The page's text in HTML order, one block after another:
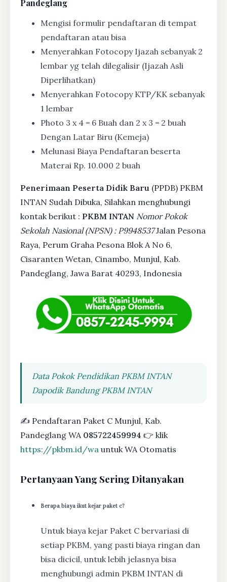
Pandeglang
Mengisi formulir pendaftaran di tempat
pendaftaran atau bisa
Menyerahkan Fotocopy Ijazah sebanyak 2
lembar yg telah dilegalisir (Ijazah Asli
Diperlihatkan)
Menyerahkan Fotocopy KTP/KK sebanyak
1 lembar
Photo 3 x 4 = 6 Buah dan 2 x 3 = 2 buah
Dengan Latar Biru (Kemeja)
Melunasi Biaya Pendaftaran beserta
Materai Rp. 10.000 2 buah
Penerimaan Peserta Didik Baru (PPDB) PKBM
INTAN Sudah Dibuka, Silahkan menghubungi
kontak berikut : PKBM INTAN Nomor Pokok
Sekolah Nasional (NPSN) : P9948537Jalan Pesona
Raya, Perum Graha Pesona Blok A No 6,
Cisaranten Wetan, Cinambo, Munjul, Kab.
Pandeglang, Jawa Barat 40293, Indonesia
Data Pokok Pendidikan PKBM INTAN
Dapodik Bandung PKBM INTAN
✍ Pendaftaran Paket C Munjul, Kab.
Pandeglang WA 085722459994 👉 klik
https://pkbm.id/wa untuk WA Otomatis
Pertanyaan Yang Sering Ditanyakan
Berapa biaya ikut kejar paket c?
Untuk biaya kejar Paket C bervariasi di
setiap PKBM, yang pasti biaya ringan dan
bisa dicicil, untuk lebih jelasnya bisa
menghubungi admin PKBM INTAN di